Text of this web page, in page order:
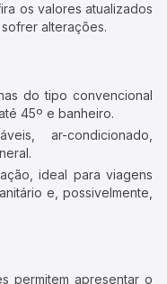
os valores atualizados
alterações.
do tipo convencional
45º e banheiro.
ar-condicionado,
ideal para viagens
e, possivelmente,
permitem apresentar o